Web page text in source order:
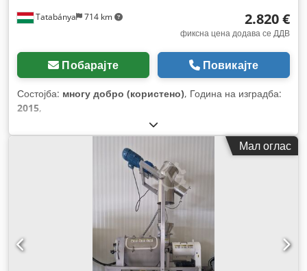
Tatabánya 714 km 2.820 €
фиксна цена додава се ДДВ
Побарајте Повикајте
Состојба: многу добро (користено), Година на изградба:
2015,
Мал оглас